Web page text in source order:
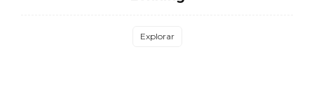
Explorar